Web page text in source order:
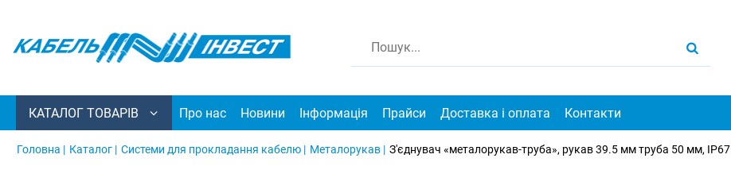
КАТАЛОГ ТОВАРІВ Про нас Новини Інформація Прайси Доставка і оплата Контакти
Головна | Каталог | Системи для прокладання кабелю | Металорукав | З'єднувач «металорукав-труба», рукав 39.5 мм труба 50 мм, IP67